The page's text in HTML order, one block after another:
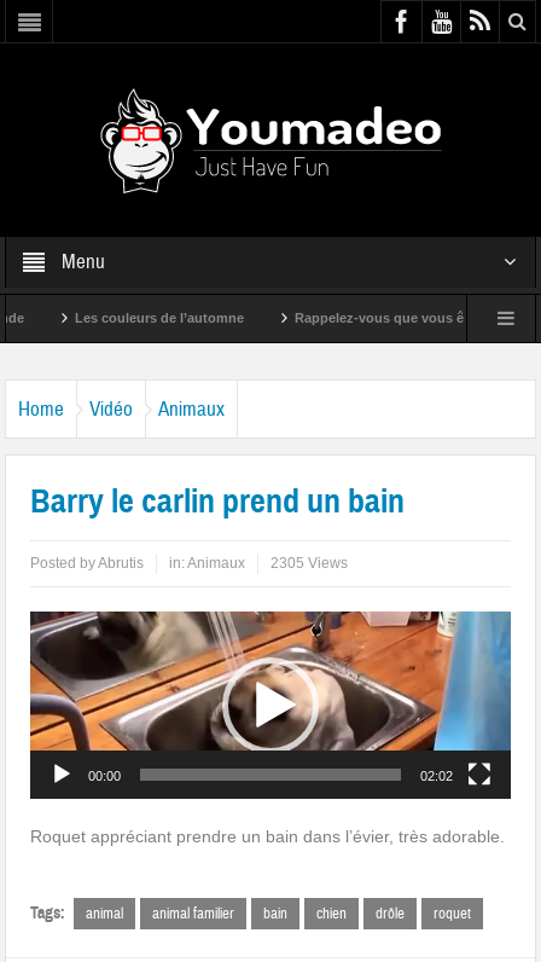
Menu
Les couleurs de l’automne Rappelez-vous que vous êtes super !
Home Vidéo Animaux
Barry le carlin prend un bain
Posted byAbrutis in:Animaux 2305 Views
Lecteur
vidéo
00:00 02:02
Roquet appréciant prendre un bain dans l’évier, très adorable.
Tags: animal animal familier bain chien drôle roquet